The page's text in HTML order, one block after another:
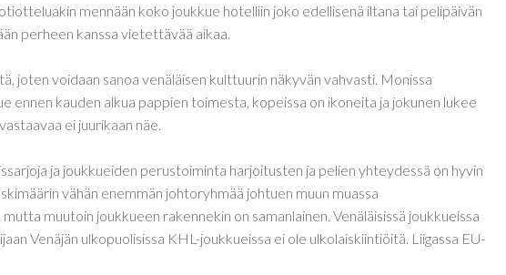
mennään koko joukkue hotelliin joko edellisenä iltana tai pelipäivän
perheen kanssa vietettävää aikaa.
joten voidaan sanoa venäläisen kulttuurin näkyvän vahvasti. Monissa
ennen kauden alkua pappien toimesta, kopeissa on ikoneita ja jokunen lukee
ei juurikaan näe.
ja joukkueiden perustoiminta harjoitusten ja pelien yhteydessä on hyvin
vähän enemmän johtoryhmää johtuen muun muassa
muutoin joukkueen rakennekin on samanlainen. Venäläisissä joukkueissa
Venäjän ulkopuolisissa KHL-joukkueissa ei ole ulkolaiskiintiöitä. Liigassa EU-